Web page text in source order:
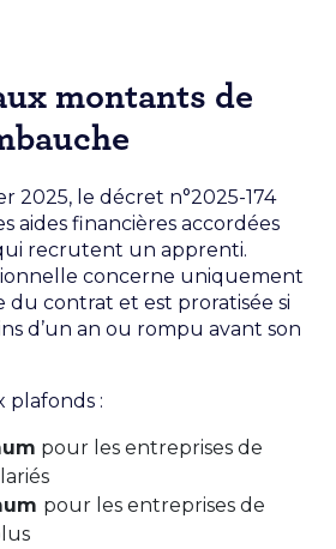
montants de
2025, le décret n°2025-174
aides financières accordées
recrutent un apprenti.
concerne uniquement
du contrat et est proratisée si
d’un an ou rompu avant son
plafonds :
pour les entreprises de
pour les entreprises de